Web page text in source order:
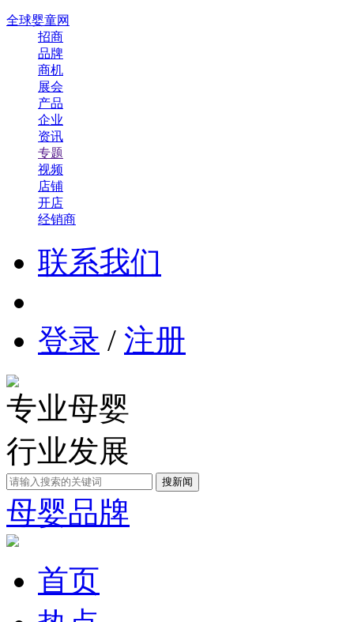
全球婴童网
招商
品牌
商机
展会
产品
企业
资讯
专题
视频
店铺
开店
经销商
联系我们
登录 / 注册
专业母婴
行业发展
母婴品牌
首页